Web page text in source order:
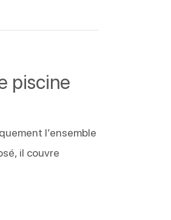
piscine
l’ensemble
il couvre